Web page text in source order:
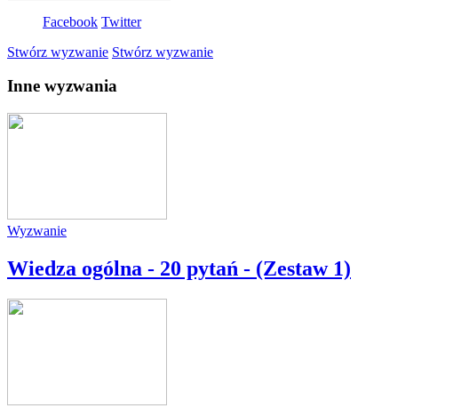
Facebook Twitter
Stwórz wyzwanie Stwórz wyzwanie
Inne wyzwania
Wyzwanie
Wiedza ogólna - 20 pytań - (Zestaw 1)